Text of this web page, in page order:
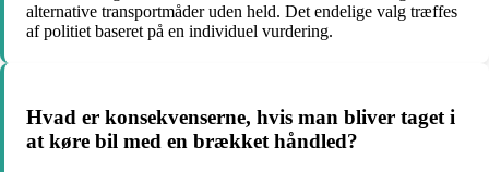
alternative transportmåder uden held. Det endelige valg træffes
af politiet baseret på en individuel vurdering.
Hvad er konsekvenserne, hvis man bliver taget i
at køre bil med en brækket håndled?